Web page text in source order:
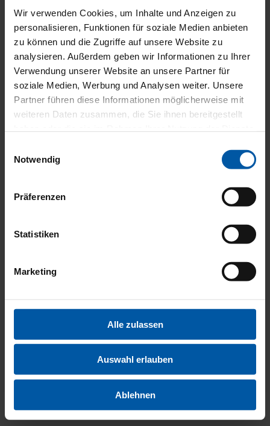
Wir verwenden Cookies, um Inhalte und Anzeigen zu
personalisieren, Funktionen für soziale Medien anbieten
zu können und die Zugriffe auf unsere Website zu
analysieren. Außerdem geben wir Informationen zu Ihrer
Verwendung unserer Website an unsere Partner für
soziale Medien, Werbung und Analysen weiter. Unsere
Partner führen diese Informationen möglicherweise mit
weiteren Daten zusammen, die Sie ihnen bereitgestellt
Notwendig
Präferenzen
Statistiken
Marketing
Alle zulassen
Auswahl erlauben
Ablehnen
UND